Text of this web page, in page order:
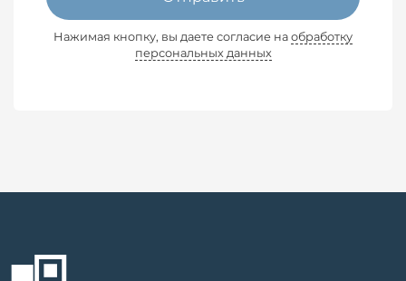
Нажимая кнопку, вы даете согласие на обработку
персональных данных